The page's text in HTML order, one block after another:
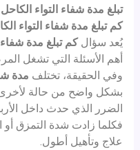
تبلغ مدة شفاء التواء
كم تبلغ مدة شفاء التواء
يُعد سؤالكم تبلغ مدة
أهم الأسئلة التي تشغل
وفي الحقيقة، تختلف مدة
بشكل واضح من حالة
الضرر الذي حدث داخل
فكلما زادت شدة التمزق أو
علاج وتأهيل أطول.